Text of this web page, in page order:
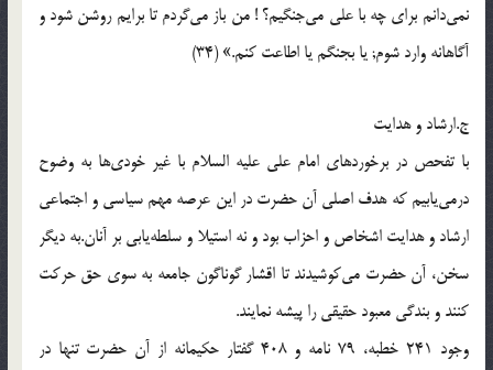
نمی‌دانم برای چه با علی می‌جنگیم؟ ! من باز می‌گردم تا برایم روشن شود و
آگاهانه وارد شوم; یا بجنگم یا اطاعت كنم.» (34)
ج.ارشاد و هدایت
با تفحص در برخوردهای امام علی علیه السلام با غیر خودی‌ها به وضوح
درمی‌یابیم كه هدف اصلی آن حضرت در این عرصه مهم سیاسی و اجتماعی
ارشاد و هدایت اشخاص و احزاب بود و نه استیلا و سلطه‌یابی بر آنان.به دیگر
سخن، آن حضرت می‌كوشیدند تا اقشار گوناگون جامعه به سوی حق حركت
كنند و بندگی معبود حقیقی را پیشه نمایند.
وجود 241 خطبه، 79 نامه و 408 گفتار حكیمانه از آن حضرت تنها در